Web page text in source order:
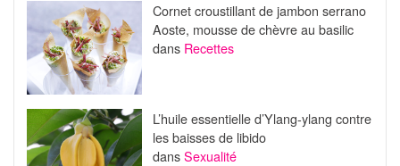
Cornet croustillant de jambon serrano
Aoste, mousse de chèvre au basilic
dans Recettes
L’huile essentielle d’Ylang-ylang contre
les baisses de libido
dansSexualité